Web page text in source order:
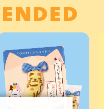
ENDED